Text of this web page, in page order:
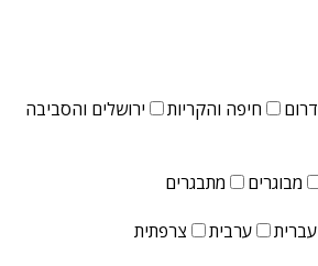
דרום חיפה והקריות ירושלים והסביבה
מבוגרים
מתבגרים
עברית ערבית צרפתית